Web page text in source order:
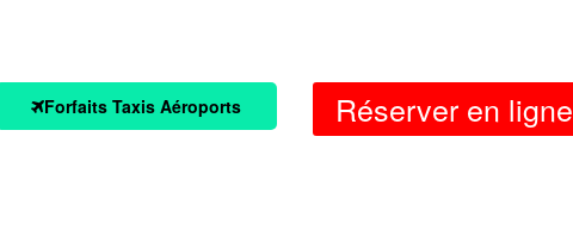
Forfaits Taxis Aéroports Réserver en ligne